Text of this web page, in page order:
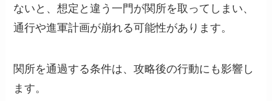
ないと、想定と違う一門が関所を取ってしまい、
通行や進軍計画が崩れる可能性があります。
関所を通過する条件は、攻略後の行動にも影響し
ます。